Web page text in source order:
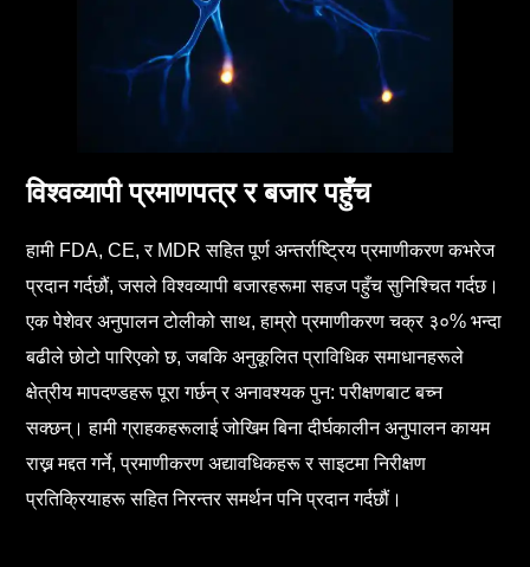
विश्वव्यापी प्रमाणपत्र र बजार पहुँच
हामी FDA, CE, र MDR सहित पूर्ण अन्तर्राष्ट्रिय प्रमाणीकरण कभरेज
प्रदान गर्दछौं, जसले विश्वव्यापी बजारहरूमा सहज पहुँच सुनिश्चित गर्दछ।
एक पेशेवर अनुपालन टोलीको साथ, हाम्रो प्रमाणीकरण चक्र ३०% भन्दा
बढीले छोटो पारिएको छ, जबकि अनुकूलित प्राविधिक समाधानहरूले
क्षेत्रीय मापदण्डहरू पूरा गर्छन् र अनावश्यक पुन: परीक्षणबाट बच्न
सक्छन्। हामी ग्राहकहरूलाई जोखिम बिना दीर्घकालीन अनुपालन कायम
राख्न मद्दत गर्ने, प्रमाणीकरण अद्यावधिकहरू र साइटमा निरीक्षण
प्रतिक्रियाहरू सहित निरन्तर समर्थन पनि प्रदान गर्दछौं।